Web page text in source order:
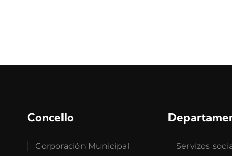
Concello
Corporación Municipal
Servizos